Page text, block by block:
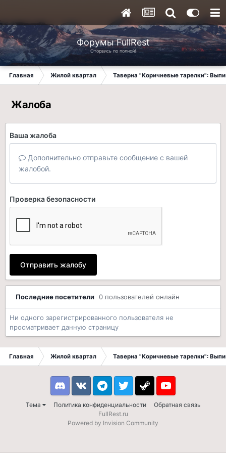
Форумы FullRest
Оторвись по полной!
Главная Жилой квартал Таверна "Коричневые тарелки":
Жалоба
Ваша жалоба
Дополнительно отправьте сообщение с вашей
жалобой.
Проверка безопасности
Отправить жалобу
Последние посетители 0 пользователей онлайн
Ни одного зарегистрированного пользователя не
просматривает данную страницу
Главная Жилой квартал Таверна "Коричневые тарелки":
Тема Политика конфиденциальности Обратная связь
DiscordVK TelegramTwitter Steam Youtube
FullRest.ru
Powered by Invision Community